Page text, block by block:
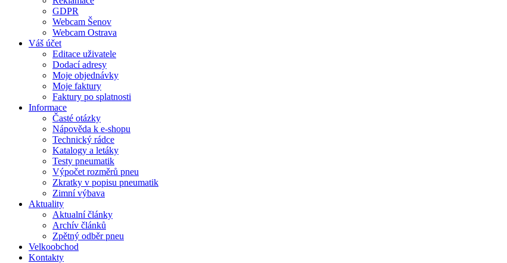
GDPR
Webcam Šenov
Webcam Ostrava
Váš účet
Editace uživatele
Dodací adresy
Moje objednávky
Moje faktury
Faktury po splatnosti
Informace
Časté otázky
Nápověda k e-shopu
Technický rádce
Katalogy a letáky
Testy pneumatik
Výpočet rozměrů pneu
Zkratky v popisu pneumatik
Zimní výbava
Aktuality
Aktualní články
Archív článků
Zpětný odběr pneu
Velkoobchod
Kontakty